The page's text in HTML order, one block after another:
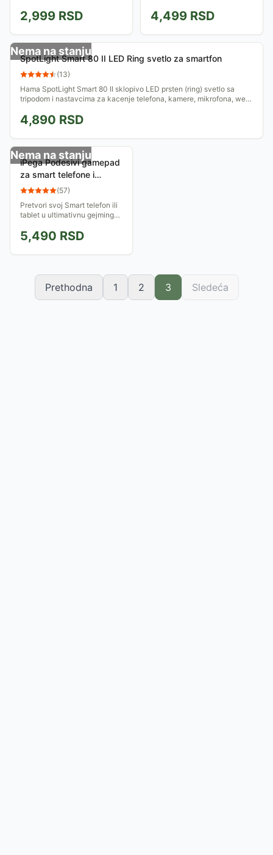
cm). USB napajanje. Podesiva
temperatura i jačina
osvetljenja.
2,999 RSD
svog mobilnog telefona
gledaju filmove, TV kanale i
ostale...
4,499 RSD
Nema na stanju
SpotLight Smart 80 II LED Ring svetlo za smartfon
(13)
Hama SpotLight Smart 80 II sklopivo LED prsten (ring) svetlo sa
tripodom i nastavcima za kacenje telefona, kamere, mikrofona, web
4,890 RSD
Nema na stanju
iPega Podesivi gamepad
za smart telefone i
tablete PG-9023
(57)
Pretvori svoj Smart telefon ili
tablet u ultimativnu gejming
telefoni od 4-6 inča i tableti
do 10 inča!
5,490 RSD
Prethodna 1 2 3 Sledeća